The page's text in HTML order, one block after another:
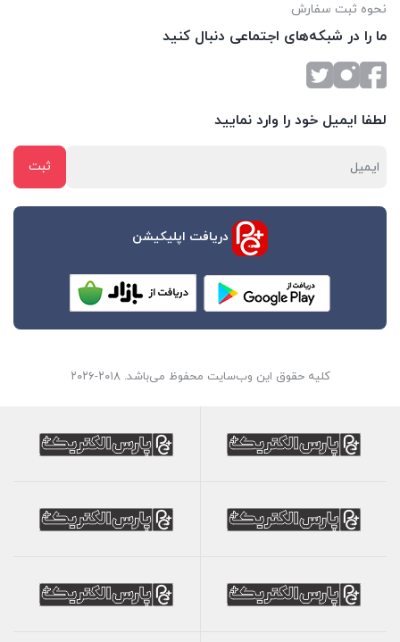
نحوه ثبت سفارش
ما را در شبکه‌های اجتماعی دنبال کنید
لطفا ایمیل خود را وارد نمایید
دریافت اپلیکیشن
کلیه حقوق این وب‌سایت محفوظ می‌باشد. ۲۰۱۸-۲۰۲۶